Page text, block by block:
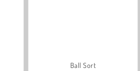
Ball Sort